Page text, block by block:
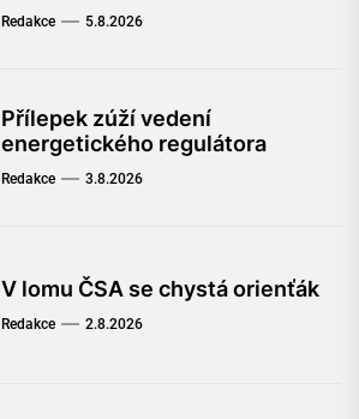
Redakce 5.8.2026
Přílepek zúží vedení
energetického regulátora
Redakce 3.8.2026
V lomu ČSA se chystá orienťák
Redakce 2.8.2026